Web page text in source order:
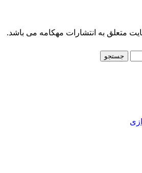
متعلق به انتشارات مهکامه می باشد.
جستجو